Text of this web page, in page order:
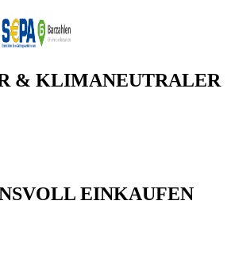
& KLIMANEUTRALER
EINKAUFEN